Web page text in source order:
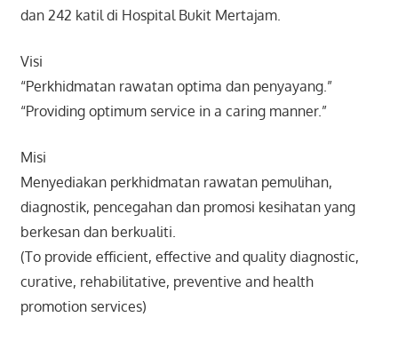
dan 242 katil di Hospital Bukit Mertajam.
Visi
“Perkhidmatan rawatan optima dan penyayang.”
“Providing optimum service in a caring manner.”
Misi
Menyediakan perkhidmatan rawatan pemulihan,
diagnostik, pencegahan dan promosi kesihatan yang
berkesan dan berkualiti.
(To provide efficient, effective and quality diagnostic,
curative, rehabilitative, preventive and health
promotion services)